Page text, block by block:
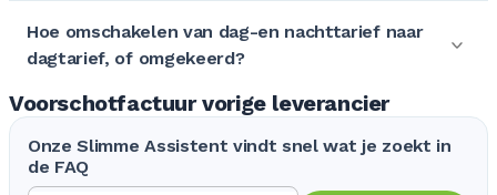
Hoe omschakelen van dag-en nachttarief naar
dagtarief, of omgekeerd?
Voorschotfactuur vorige leverancier
Onze Slimme Assistent vindt snel wat je zoekt in
de FAQ